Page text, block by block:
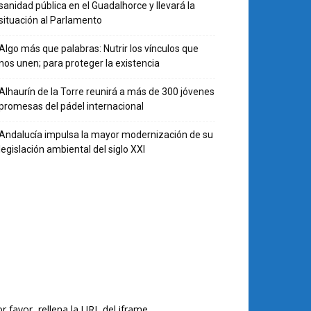
pública en el Guadalhorce y llevará la
al Parlamento
más que palabras: Nutrir los vínculos que
unen; para proteger la existencia
de la Torre reunirá a más de 300 jóvenes
del pádel internacional
impulsa la mayor modernización de su
ambiental del siglo XXI